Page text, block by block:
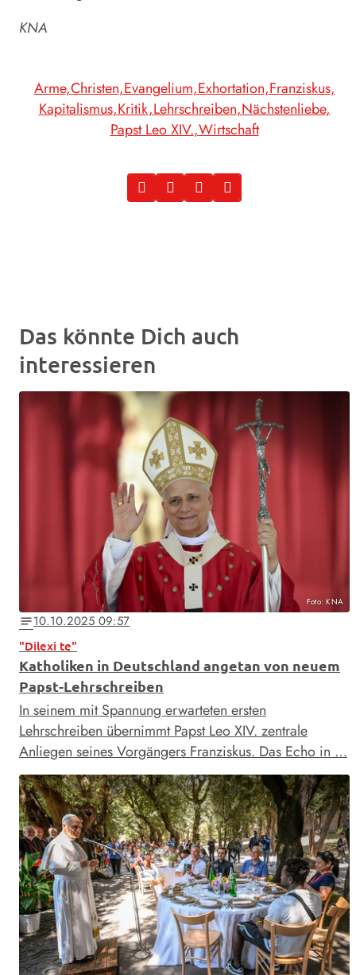
KNA
Arme Christen Evangelium Exhortation Franziskus
Kapitalismus Kritik Lehrschreiben Nächstenliebe
Papst Leo XIV. Wirtschaft
Das könnte Dich auch
interessieren
Foto: KNA
notes10.10.2025 09:57
"Dilexi te"
Katholiken in Deutschland angetan von neuem
Papst-Lehrschreiben
In seinem mit Spannung erwarteten ersten
Lehrschreiben übernimmt Papst Leo XIV. zentrale
Anliegen seines Vorgängers Franziskus. Das Echo in …